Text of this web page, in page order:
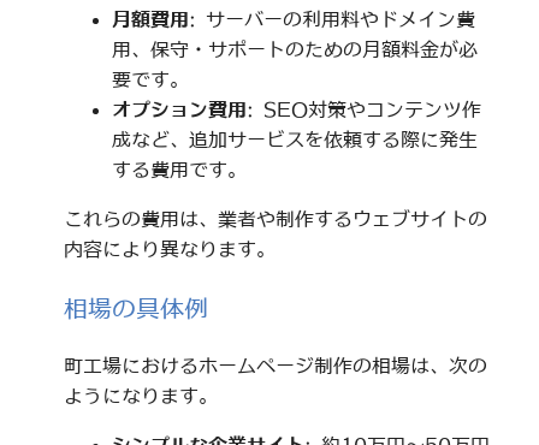
月額費用: サーバーの利用料やドメイン費
用、保守・サポートのための月額料金が必
要です。
オプション費用: SEO対策やコンテンツ作
成など、追加サービスを依頼する際に発生
する費用です。
これらの費用は、業者や制作するウェブサイトの
内容により異なります。
相場の具体例
町工場におけるホームページ制作の相場は、次の
ようになります。